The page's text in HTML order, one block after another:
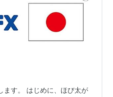
ます。 はじめに、ほび太が